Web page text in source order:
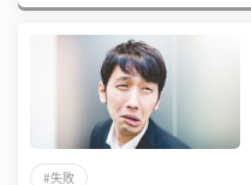
#失敗